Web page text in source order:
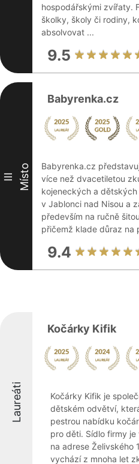
hospodářskými zvířaty.
školky, školy či rodiny,
absolvovat ...
9.5
III Místo
Babyrenka.cz
Babyrenka.cz
více než dvacetiletou
kojeneckých a
v Jablonci nad Nisou a
především na ručně
přičemž klade důraz na
9.4
Laureáti
Kočárky Kifik
Kočárky Kifik je
dětském odvětví,
pestrou nabídku
pro děti. Sídlo firmy
na adrese Želivského
vychází z mnoha let